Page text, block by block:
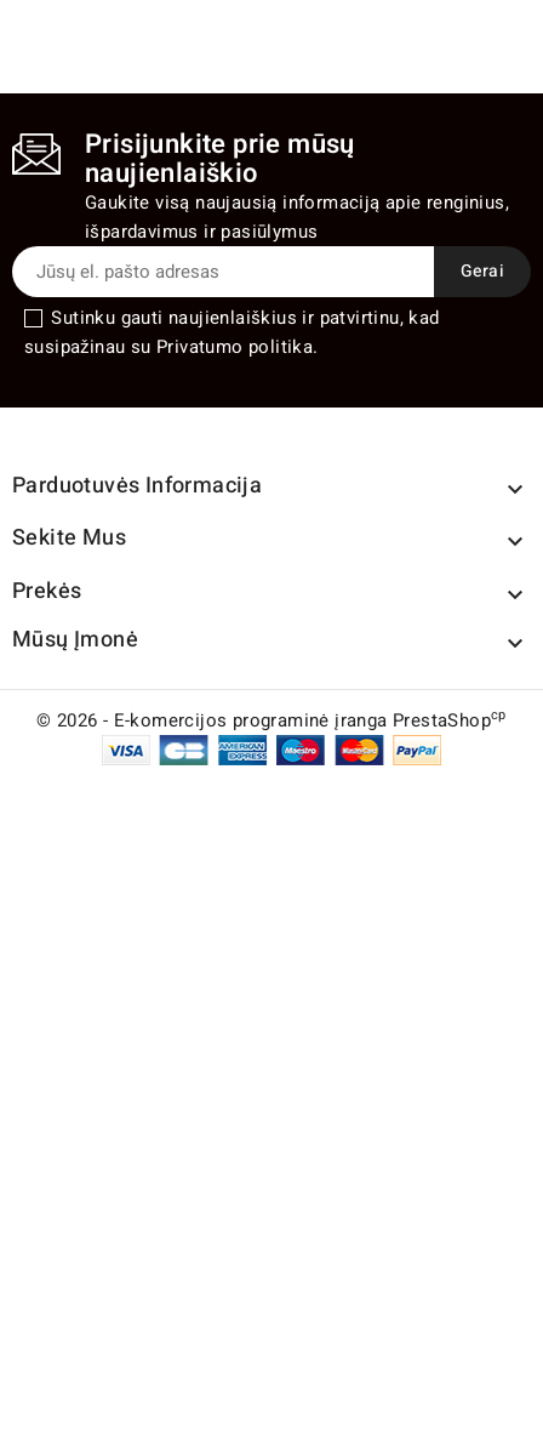
Prisijunkite prie mūsų
naujienlaiškio
Gaukite visą naujausią informaciją apie renginius,
išpardavimus ir pasiūlymus
Sutinku gauti naujienlaiškius ir patvirtinu, kad
susipažinau su Privatumo politika.
Parduotuvės Informacija 
Sekite Mus 
Prekės 
Mūsų Įmonė 
© 2026 - E-komercijos programinė įranga PrestaShopcp